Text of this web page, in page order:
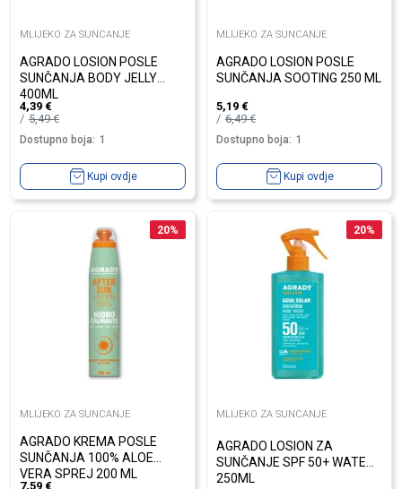
MLIJEKO ZA SUNCANJE
AGRADO LOSION POSLE
SUNČANJA BODY JELLY
400ML
4,39 €
5,49€
Dostupno boja: 1
Kupi ovdje
MLIJEKO ZA SUNCANJE
AGRADO LOSION POSLE
SUNČANJA SOOTING 250 ML
5,19 €
6,49€
Dostupno boja: 1
Kupi ovdje
20%
MLIJEKO ZA SUNCANJE
AGRADO KREMA POSLE
SUNČANJA 100% ALOE
VERA SPREJ 200 ML
7,59 €
20%
MLIJEKO ZA SUNCANJE
AGRADO LOSION ZA
SUNČANJE SPF 50+ WATER
250ML